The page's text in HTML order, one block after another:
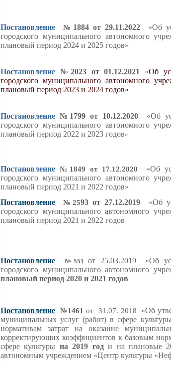
Постановление
№ 1884 от 29.11.2022
«Об
городского муниципального автономного
плановый период 2024 и 2025 годов»
Постановление №2023 от 01.12.2021 «Об
городского муниципального автономного
плановый период 2023 и 2024 годов»
Постановление №1799от 10.12.2020
«Об
городского муниципального автономного
плановый период 2022 и 2023 годов»
Постановление №1849 от 17.12.2020
«Об
городского муниципального автономного
плановый период 2021 и 2022 годов»
Постановление
№2593 от 27.12.2019
«Об
городского муниципального автономного
плановый период 2021 и 2022 годов
Постановление
№551от 25.03.2019 «Об
городского муниципального автономного
плановый период 2020 и 2021 годов
Постановление №1461от 31.07. 2018 «Об
муниципальных услуг (работ) в сфере
нормативам затрат на оказание
корректирующих коэффициентов к базовым
сфере культуры на 2019 годи на плановые
автономным учреждением «Центр культуры